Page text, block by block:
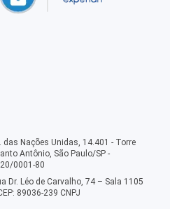
das Nações Unidas, 14.401 - Torre
Antônio, São Paulo/SP -
0001-80
Dr. Léo de Carvalho, 74 – Sala 1105
89036-239 CNPJ